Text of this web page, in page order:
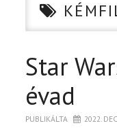
CIKK
PÓLÓ RENDELÉS
Star
évad
PUBLIKÁLTA 2022.